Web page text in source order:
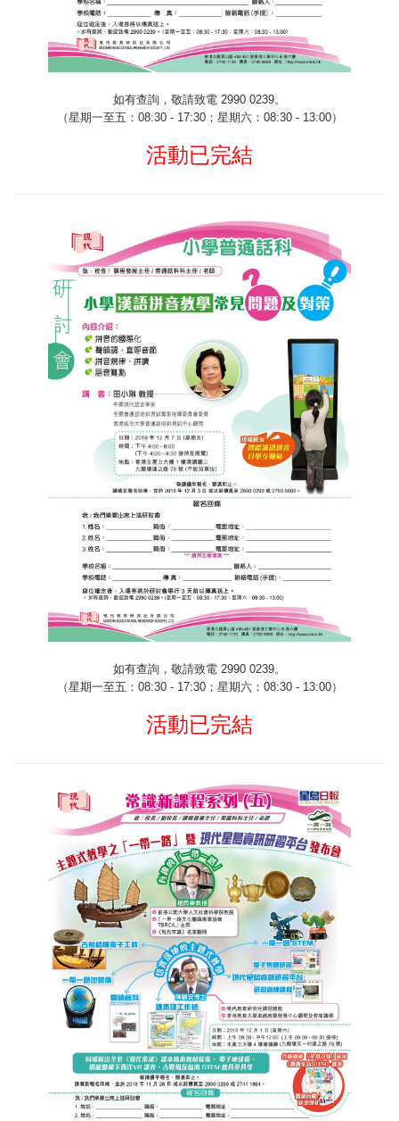
如有查詢，敬請致電 2990 0239。
（星期一至五： 08:30 - 17:30；星期六： 08:30 - 13:00）
活動已完結
如有查詢，敬請致電 2990 0239。
（星期一至五： 08:30 - 17:30；星期六： 08:30 - 13:00）
活動已完結